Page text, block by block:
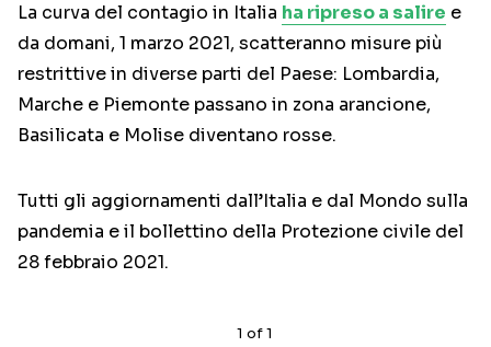
La curva del contagio in Italia ha ripreso a salire e
da domani, 1 marzo 2021, scatteranno misure più
restrittive in diverse parti del Paese: Lombardia,
Marche e Piemonte passano in zona arancione,
Basilicata e Molise diventano rosse.
Tutti gli aggiornamenti dall’Italia e dal Mondo sulla
pandemia e il bollettino della Protezione civile del
28 febbraio 2021.
1 of1